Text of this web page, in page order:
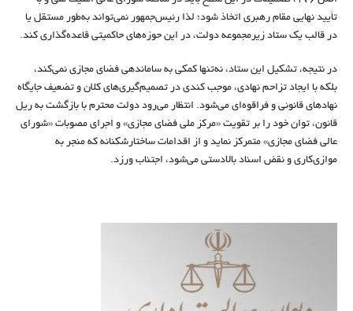
تأیید نهایی مقام رهبری اتخاذ شود؛ لذا رئیس‌جمهور نمی‌تواند به‌طور مستقل یا
در قالب یک ستاد زیرمجموعه دولت، در این حوزه‌های حاکمیتی قاعده‌گذاری کند.
در نتیجه، تشکیل این ستاد، نه‌تنها کمکی به ساماندهی فضای مجازی نمی‌کند،
بلکه با ایجاد تزاحم نهادی، موجب کندی در تصمیم‌گیری‌های کلان و تضعیف جایگاه
نهادهای قانونی و فراقوه‌ای می‌شود. انتظار می‌رود دولت محترم با بازگشت به ریل
قانون، توان خود را بر تقویت «مرکز ملی فضای مجازی» و اجرای مصوبات «شورای
عالی فضای مجازی» متمرکز نماید و از اقدامات ساختارشکنانه که منجر به
موازی‌کاری و نقض اسناد بالادستی می‌شود، اجتناب ورزد.